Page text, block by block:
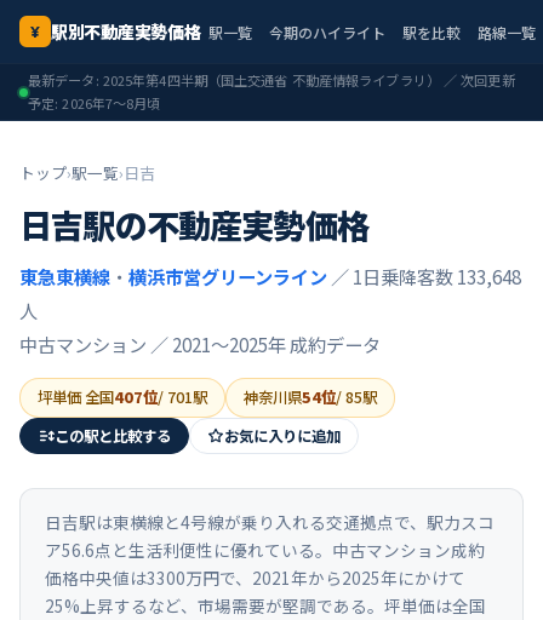
¥ 駅別不動産実勢価格 駅一覧 今期のハイライト 駅を比較 路線一覧
最新データ: 2025年第4四半期（国土交通省 不動産情報ライブラリ） ／ 次回更新
予定:2026年7〜8月頃
トップ›駅一覧›日吉
日吉駅の不動産実勢価格
東急東横線 ・ 横浜市営グリーンライン ／ 1日乗降客数 133,648
人
中古マンション ／2021〜2025年成約データ
坪単価 全国407位/ 701駅 神奈川県54位/85駅
この駅と比較する
お気に入りに追加
日吉駅は東横線と4号線が乗り入れる交通拠点で、駅力スコ
ア56.6点と生活利便性に優れている。中古マンション成約
価格中央値は3300万円で、2021年から2025年にかけて
25%上昇するなど、市場需要が堅調である。坪単価は全国